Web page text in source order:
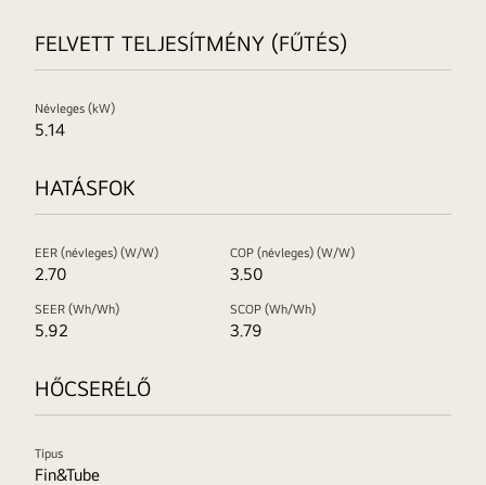
FELVETT TELJESÍTMÉNY (FŰTÉS)
Névleges (kW)
5.14
HATÁSFOK
EER (névleges) (W/W)
2.70
COP (névleges) (W/W)
3.50
SEER (Wh/Wh)
5.92
SCOP (Wh/Wh)
3.79
HŐCSERÉLŐ
Típus
Fin&Tube